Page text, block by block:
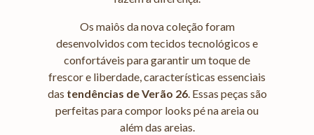
Os maiôs da nova coleção foram
desenvolvidos com tecidos tecnológicos e
confortáveis para garantir um toque de
frescor e liberdade, características essenciais
das tendências de Verão 26. Essas peças são
perfeitas para compor looks pé na areia ou
além das areias.